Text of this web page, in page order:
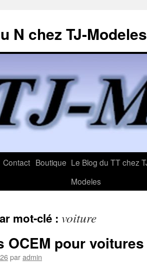
N chez TJ-Modeles
Contact Boutique Le Blog du TT chez
Modeles
mot-clé : voiture
OCEM pour
paradmin